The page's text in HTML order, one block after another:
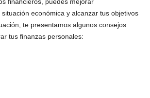
económica y alcanzar tus objetivos
te presentamos algunos consejos
tus finanzas personales: